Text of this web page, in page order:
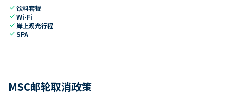
check饮料套餐
checkWi-Fi
check 岸上观光行程
checkSPA
MSC邮轮取消政策